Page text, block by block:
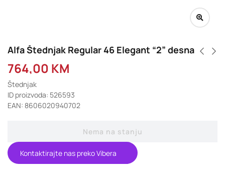
Alfa Štednjak Regular 46 Elegant “2” desna
764,00 KM
Štednjak
ID proizvoda: 526593
EAN: 8606020940702
Nema na stanju
Kontaktirajte nas preko Vibera